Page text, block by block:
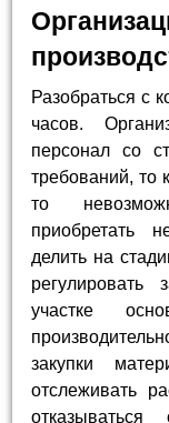
Разобраться с
часов.
персонал со
требований, то
то
приобретать
делить на
регулировать
участке
закупки
отслеживать